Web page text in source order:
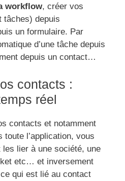
workflow, créer vos
tâches) depuis
un formulaire. Par
d’une tâche depuis
depuis un contact…
contacts :
réel
contacts et notamment
l’application, vous
lier à une société, une
etc… et inversement
qui est lié au contact